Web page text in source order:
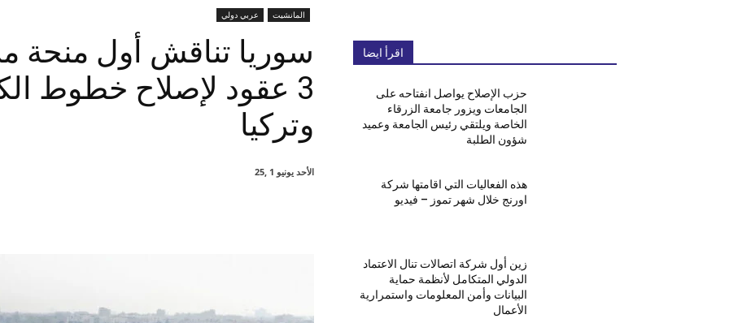
المانشيت عربي دولي
سوريا تناقش أول منحة
3 عقود لإصلاح خطوط
وتركيا
الأحد يونيو 1 ,25
اقرأ ايضا
حزب الإصلاح يواصل انفتاحه على
الجامعات ويزور جامعة الزرقاء
الخاصة ويلتقي رئيس الجامعة وعميد
شؤون الطلبة
هذه الفعاليات التي اقامتها شركة
اورنج خلال شهر تموز – فيديو
زين أول شركة اتصالات تنال الاعتماد
الدولي المتكامل لأنظمة حماية
البيانات وأمن المعلومات واستمرارية
الأعمال